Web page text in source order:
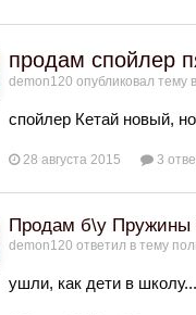
продам спойлер
demon120 опубликовал тему в
спойлер Кетай новый,
28 августа 2015 3
Продам б\у Пружины
demon120 ответил в тему
ушли, как дети в школу...